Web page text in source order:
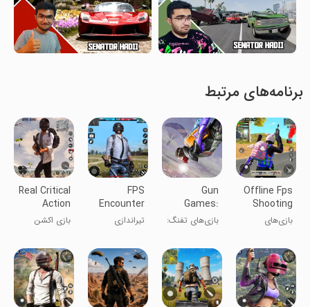
برنامه‌های مرتبط
Offline Fps
Shooting
Gun Games
بازی‌های
آفلاین
Gun
Games:
FPS
Shooting
بازی‌های تفنگ:
FPS
Encounter
Strike
Offline
تیراندازی
افلاین
Real Critical
Action
Game 3D
بازی اکشن